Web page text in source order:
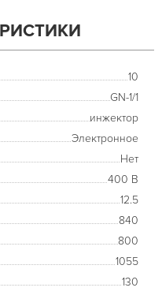
10
GN-1/1
инжектор
Электронное
Нет
400 В
12.5
840
800
1055
130